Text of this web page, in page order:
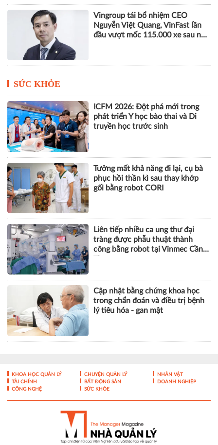
Vingroup tái bổ nhiệm CEO
Nguyễn Việt Quang, VinFast lần
đầu vượt mốc 115.000 xe sau nửa
SỨC KHỎE
ICFM 2026: Đột phá mới trong
phát triển Y học bào thai và Di
truyền học trước sinh
Tưởng mất khả năng đi lại, cụ bà
phục hồi thần kì sau thay khớp
gối bằng robot CORI
Liên tiếp nhiều ca ung thư đại
tràng được phẫu thuật thành
công bằng robot tại Vinmec Cần
Cập nhật bằng chứng khoa học
trong chẩn đoán và điều trị bệnh
lý tiêu hóa - gan mật
KHOA HỌC QUẢN LÝ CHUYỆN QUẢN LÝ
NHÂN VẬT
TÀI CHÍNH
BẤT ĐỘNG SẢN
DOANH NGHIỆP
CÔNG NGHỆ
SỨC KHỎE